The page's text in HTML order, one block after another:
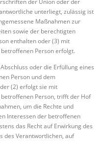
unterliegt, zulässig ist
Maßnahmen zur
sowie der berechtigten
enthalten oder (3) mit
Person erfolgt.
oder die Erfüllung eines
Person und dem
(2) erfolgt sie mit
Person, trifft der Hof
um die Rechte und
Interessen der betroffenen
das Recht auf Erwirkung des
des Verantwortlichen, auf